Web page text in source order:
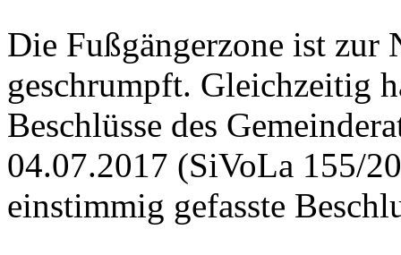
Die Fußgängerzone ist
geschrumpft. Gleichzeitig
Beschlüsse des
04.07.2017 (SiVoLa 155/
einstimmig gefasste